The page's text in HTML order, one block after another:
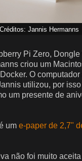
Créditos: Jannis Hermanns
Pi Zero,
criou um
O
utilizou, por
um presente de
um e-paper de 2,7"
não foi muito